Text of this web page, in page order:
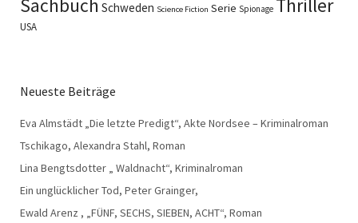
Sachbuch Schweden Science Fiction Serie Spionage Thriller
USA
Neueste Beiträge
Eva Almstädt „Die letzte Predigt“, Akte Nordsee – Kriminalroman
Tschikago, Alexandra Stahl, Roman
Lina Bengtsdotter „ Waldnacht“, Kriminalroman
Ein unglücklicher Tod, Peter Grainger,
Ewald Arenz , „FÜNF, SECHS, SIEBEN, ACHT“, Roman